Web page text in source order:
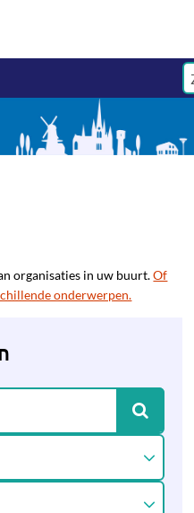
organisaties in uw buurt.Of
onderwerpen.